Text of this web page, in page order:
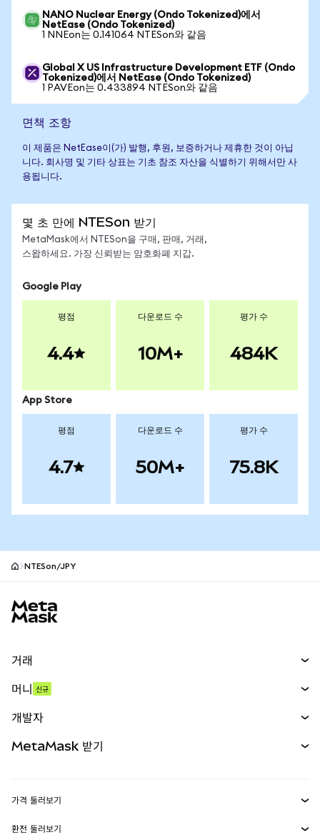
NANO Nuclear Energy (Ondo Tokenized)에서
NetEase (Ondo Tokenized)
1 NNEon는 0.141064 NTESon와 같음
Global X US Infrastructure Development ETF (Ondo
Tokenized)에서 NetEase (Ondo Tokenized)
1 PAVEon는 0.433894 NTESon와 같음
면책 조항
이 제품은 NetEase이(가) 발행, 후원, 보증하거나 제휴한 것이 아닙
니다. 회사명 및 기타 상표는 기초 참조 자산을 식별하기 위해서만 사
용됩니다.
몇 초 만에 NTESon 받기
MetaMask에서 NTESon을 구매, 판매, 거래,
스왑하세요. 가장 신뢰받는 암호화폐 지갑.
Google Play
평점
4.4
다운로드 수
10M+
평가 수
484K
App Store
평점
4.7
다운로드 수
50M+
평가 수
75.8K
NTESon/JPY
거래
무기한 선물
실물자산
머니 신규
개발자
MetaMask Connect
MetaMask 받기
가격 둘러보기
이더리움 가격
환전 둘러보기